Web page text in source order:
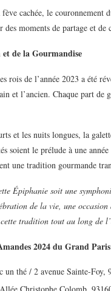
cachée, le couronnement
moments de partage et
et de la Gourmandise
rois de l’année 2023 a été
et l’ancien. Chaque part de
et les nuits longues, la
soient le prélude à une
une tradition gourmande
Épiphanie soit une
de la vie, une
tradition tout au long de
2024 du Grand
thé / 2 avenue Sainte-Foy,